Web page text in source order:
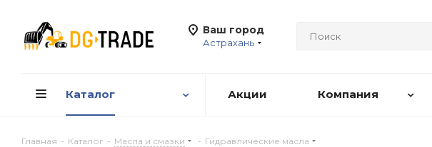
Ваш город
Астрахань
Каталог Акции Компания
Главная - Каталог - Масла и смазки - Гидравлические масла